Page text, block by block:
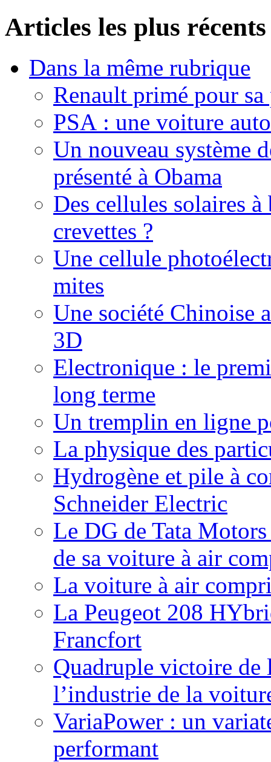
Articles les plus récents
Dans la même rubrique
Renault primé pour
PSA : une voiture
Un nouveau système
présenté à Obama
Des cellules solaires
crevettes ?
Une cellule
mites
Une société Chinoise
3D
Electronique : le
long terme
Un tremplin en ligne
La physique des
Hydrogène et pile à
Schneider Electric
Le DG de Tata Motors
de sa voiture à air
La voiture à air
La Peugeot 208
Francfort
Quadruple victoire de
l’industrie de la
VariaPower : un
performant